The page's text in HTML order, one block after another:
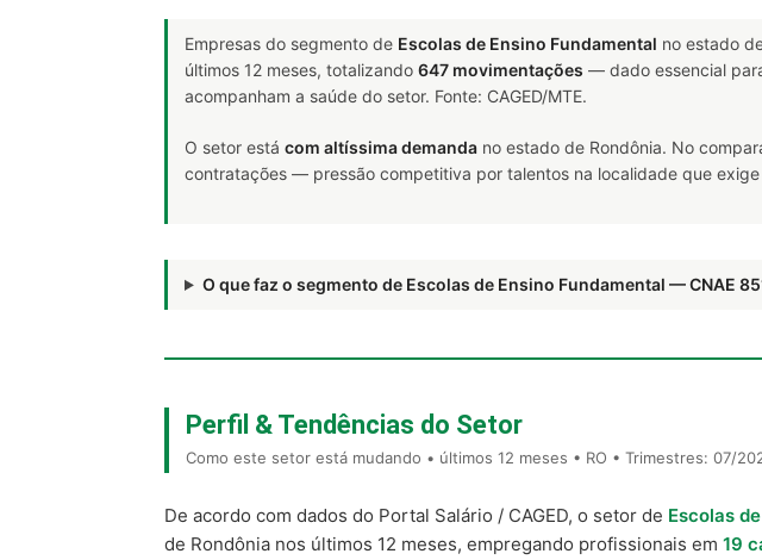
Empresas do segmento de Escolas de Ensino Fundamental no estado
últimos 12 meses, totalizando 647 movimentações — dado essencial
acompanham a saúde do setor. Fonte: CAGED/MTE.
O setor está com altíssima demanda no estado de Rondônia. No
contratações — pressão competitiva por talentos na localidade que
O que faz o segmento de Escolas de Ensino Fundamental — CNAE
Perfil & Tendências do Setor
Como este setor está mudando • últimos 12 meses • RO • Trimestres: 07/
De acordo com dados do Portal Salário / CAGED, o setor de Escolas
de Rondônia nos últimos 12 meses, empregando profissionais em 19